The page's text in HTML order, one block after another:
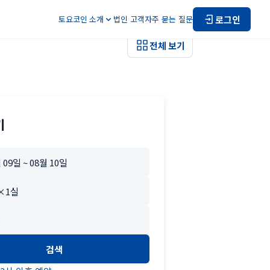
토요코인 소개 법인 고객자주 묻는 질문 로그인
전체 보기
검색